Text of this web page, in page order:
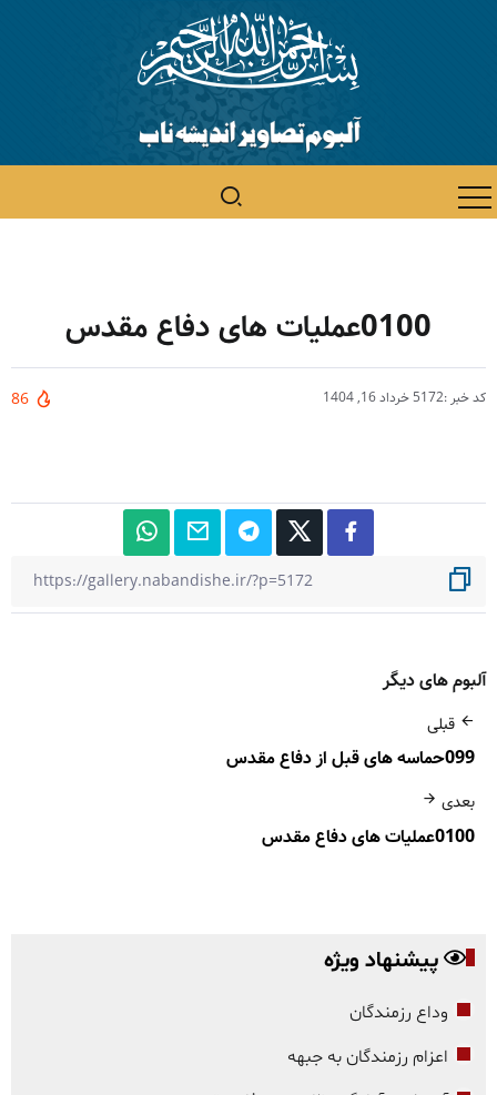
0100عملیات های دفاع مقدس
کد خبر :5172 خرداد 16, 1404 86
آلبوم های دیگر
قبلی
099حماسه های قبل از دفاع مقدس
بعدی
0100عملیات های دفاع مقدس
پیشنهاد ویژه
وداع رزمندگان
اعزام رزمندگان به جبهه